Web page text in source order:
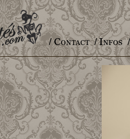
Main menu
/ Contact / Infos